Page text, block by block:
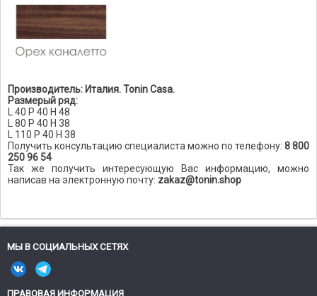
Производитель: Италия. Tonin Casa.
Размерый ряд:
L 40 P 40 H 48
L 80 P 40 H 38
L 110 P 40 H 38
Получить консультацию специалиста можно по телефону: 8 800
250 96 54
Так же получить интересующую Вас информацию, можно
написав на электронную почту: zakaz@tonin.shop
МЫ В СОЦИАЛЬНЫХ СЕТЯХ
ПРАВОВАЯ ИНФОРМАЦИЯ